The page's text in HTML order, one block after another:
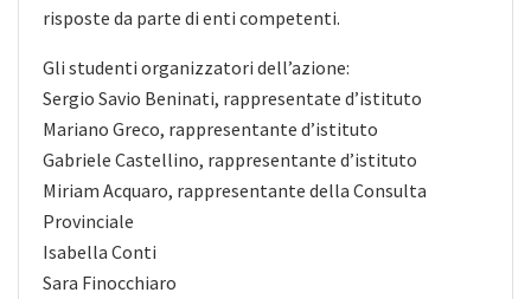
risposte da parte di enti competenti.
Gli studenti organizzatori dell’azione:
Sergio Savio Beninati, rappresentate d’istituto
Mariano Greco, rappresentante d’istituto
Gabriele Castellino, rappresentante d’istituto
Miriam Acquaro, rappresentante della Consulta
Provinciale
Isabella Conti
Sara Finocchiaro